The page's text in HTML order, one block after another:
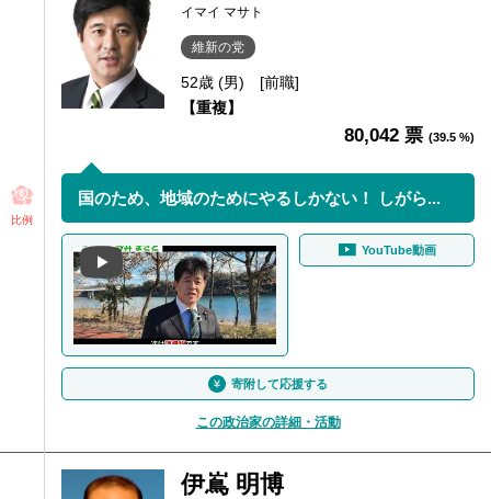
比例
イマイ マサト
維新の党
52歳 (男)
[前職]
【重複】
80,042 票 (39.5 %)
国のため、地域のためにやるしかない！ しがら...
YouTube動画
寄附して応援する
この政治家の詳細・活動
伊嶌 明博